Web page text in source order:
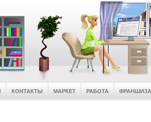
КОНТАКТЫ МАРКЕТ РАБОТА ФРАНШИЗА